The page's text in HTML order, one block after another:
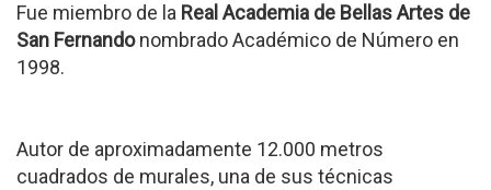
Fue miembro de la Real Academia de Bellas Artes de
San Fernandonombrado Académico de Número en
1998.
Autor de aproximadamente 12.000 metros
cuadrados de murales, una de sus técnicas